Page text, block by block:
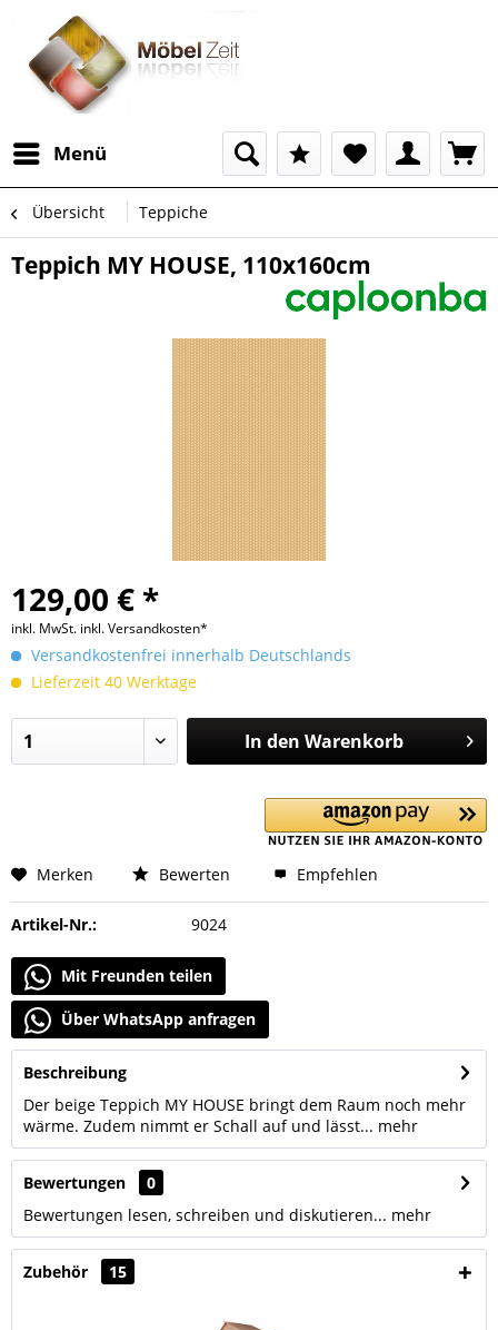
Menü
Übersicht Teppiche
Teppich MY HOUSE, 110x160cm
129,00 € *
inkl. MwSt. inkl. Versandkosten*
Versandkostenfrei innerhalb Deutschlands
Lieferzeit 40 Werktage
In den Warenkorb
Merken Bewerten Empfehlen
Artikel-Nr.: 9024
Mit Freunden teilen
Über WhatsApp anfragen
Beschreibung
Der beige Teppich MY HOUSE bringt dem Raum noch mehr
wärme. Zudem nimmt er Schall auf und lässt... mehr
Bewertungen
0
Bewertungen lesen, schreiben und diskutieren... mehr
Zubehör 15